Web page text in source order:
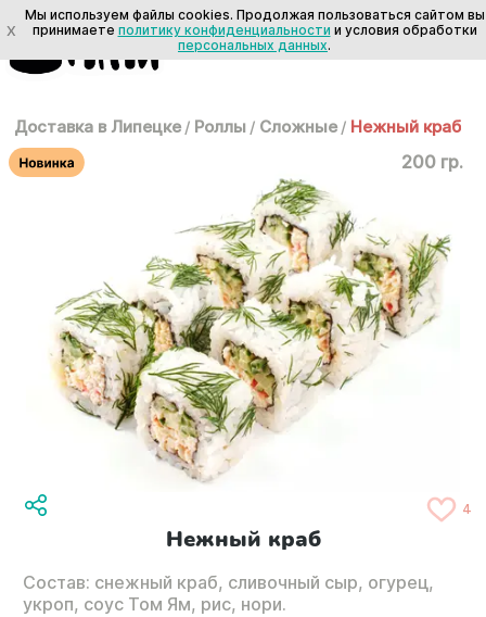
Доставка в Липецке / Роллы / Сложные / Нежный краб
200 гр.
4
Нежный краб
Состав: снежный краб, сливочный сыр, огурец,
укроп, соус Том Ям, рис, нори.
X
Мы используем файлы cookies. Продолжая пользоваться сайтом вы
принимаете политику конфиденциальности и условия обработки
персональных данных.